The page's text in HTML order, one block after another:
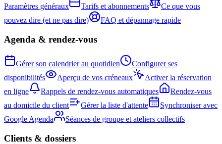
Paramètres généraux
Tarifs et abonnements
Ce que vous
pouvez dire (et ne pas dire)
FAQ et dépannage rapide
Agenda & rendez-vous
Gérer son calendrier au quotidien
Configurer ses
disponibilités
Aperçu de vos créneaux
Activer la réservation
en ligne
Rappels de rendez-vous automatiques
Rendez-vous
au domicile du client
Gérer la liste d'attente
Synchroniser avec
Google Agenda
Séances de groupe et ateliers collectifs
Clients & dossiers